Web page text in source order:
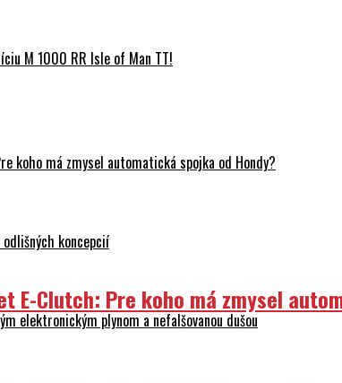
M 1000 RR Isle of Man TT!
koho má zmysel automatická spojka od Hondy?
koncepcií
elektronickým plynom a nefalšovanou dušou
E-Clutch: Pre koho má zmysel